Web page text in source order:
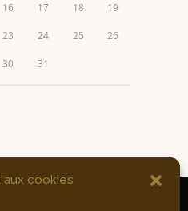
cookies
16 17 18 19
23 24 25 26
30 31